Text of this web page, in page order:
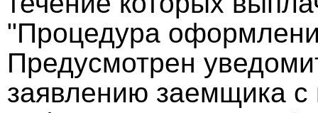
"Процедура
Предусмотрен
заявлению заемщика